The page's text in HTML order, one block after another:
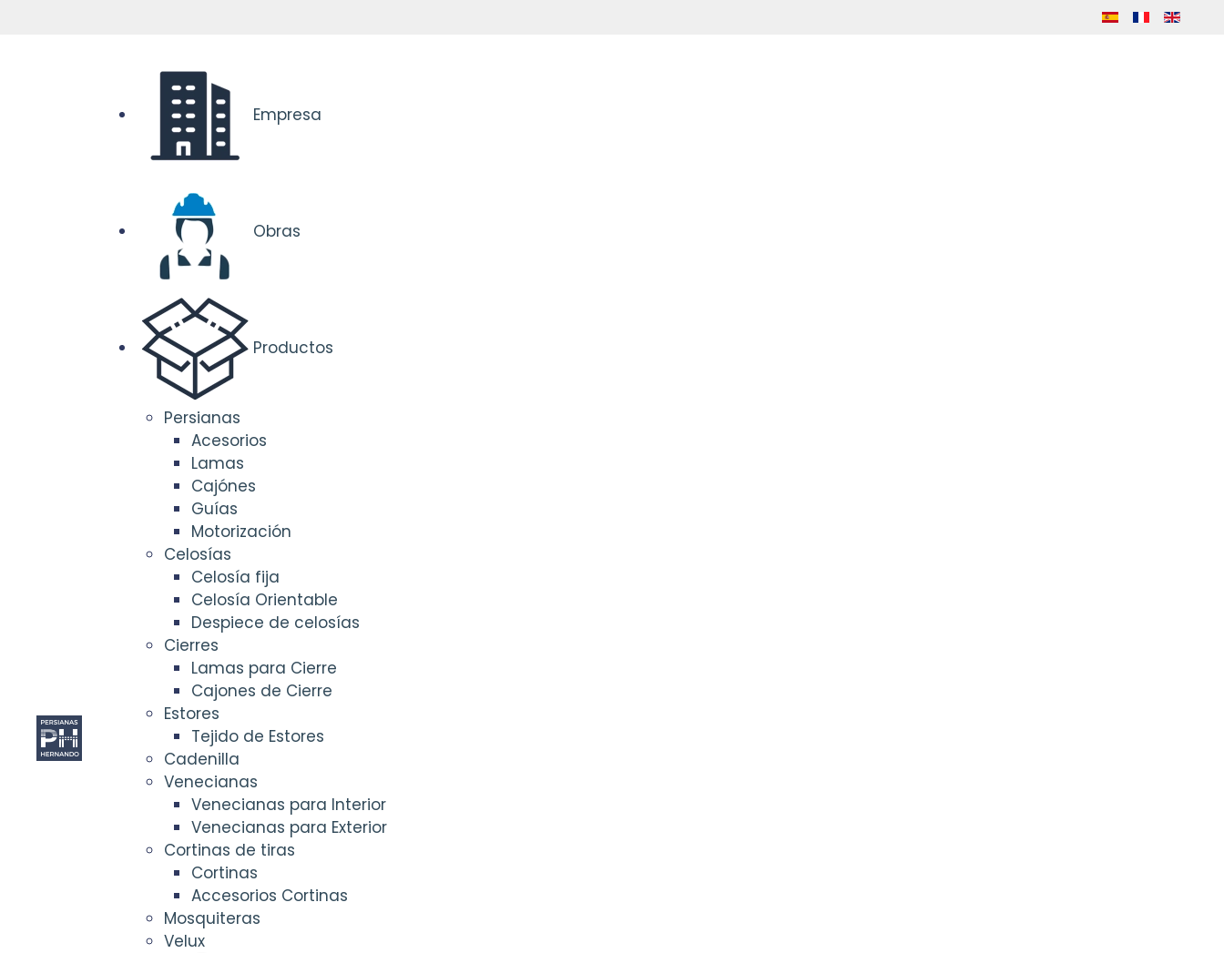
Empresa
Obras
Productos
Persianas
Acesorios
Lamas
Cajónes
Guías
Motorización
Celosías
Celosía fija
Celosía Orientable
Despiece de celosías
Cierres
Lamas para Cierre
Cajones de Cierre
Estores
Tejido de Estores
Cadenilla
Venecianas
Venecianas para Interior
Venecianas para Exterior
Cortinas de tiras
Cortinas
Accesorios Cortinas
Mosquiteras
Velux